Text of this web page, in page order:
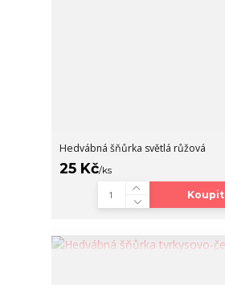
Hedvábná šňůrka světlá růžová
25 Kč/ks
Koupit